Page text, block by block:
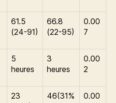
61.5
(24-91)
66.8
(22-95)
0.00
7
5
heures
3
heures
0.00
2
23
46(31%
0.00